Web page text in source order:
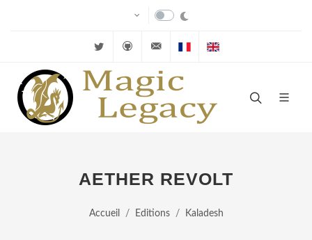
Twitter Github velkuns@magiclegacy.fr
Cartes FR
AETHER REVOLT
Accueil Editions Kaladesh